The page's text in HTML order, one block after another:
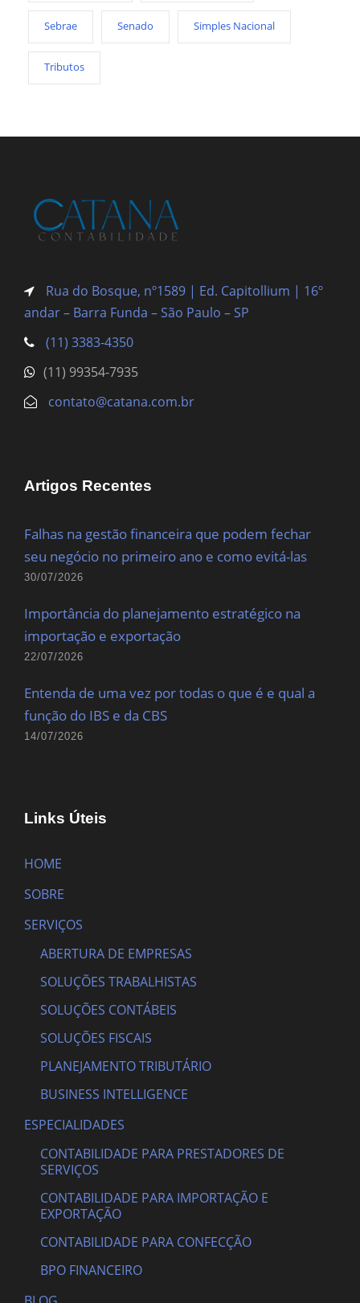
Sebrae Senado Simples Nacional
Tributos
Rua do Bosque, nº1589 | Ed. Capitollium | 16º
andar – Barra Funda – São Paulo – SP
(11) 3383-4350
(11) 99354-7935
contato@catana.com.br
Artigos Recentes
Falhas na gestão financeira que podem fechar
seu negócio no primeiro ano e como evitá-las
30/07/2026
Importância do planejamento estratégico na
importação e exportação
22/07/2026
Entenda de uma vez por todas o que é e qual a
função do IBS e da CBS
14/07/2026
Links Úteis
HOME
SOBRE
SERVIÇOS
ABERTURA DE EMPRESAS
SOLUÇÕES TRABALHISTAS
SOLUÇÕES CONTÁBEIS
SOLUÇÕES FISCAIS
PLANEJAMENTO TRIBUTÁRIO
BUSINESS INTELLIGENCE
ESPECIALIDADES
CONTABILIDADE PARA PRESTADORES DE
SERVIÇOS
CONTABILIDADE PARA IMPORTAÇÃO E
EXPORTAÇÃO
CONTABILIDADE PARA CONFECÇÃO
BPO FINANCEIRO